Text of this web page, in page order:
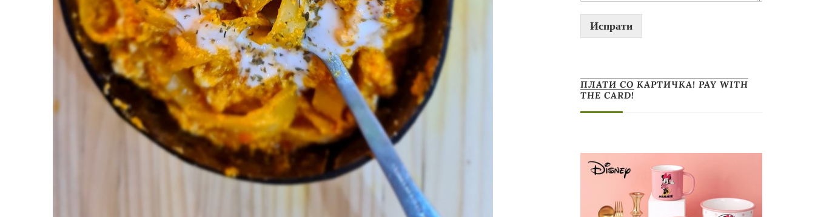
Испрати
ПЛАТИ СО КАРТИЧКА! PAY WITH
THE CARD!